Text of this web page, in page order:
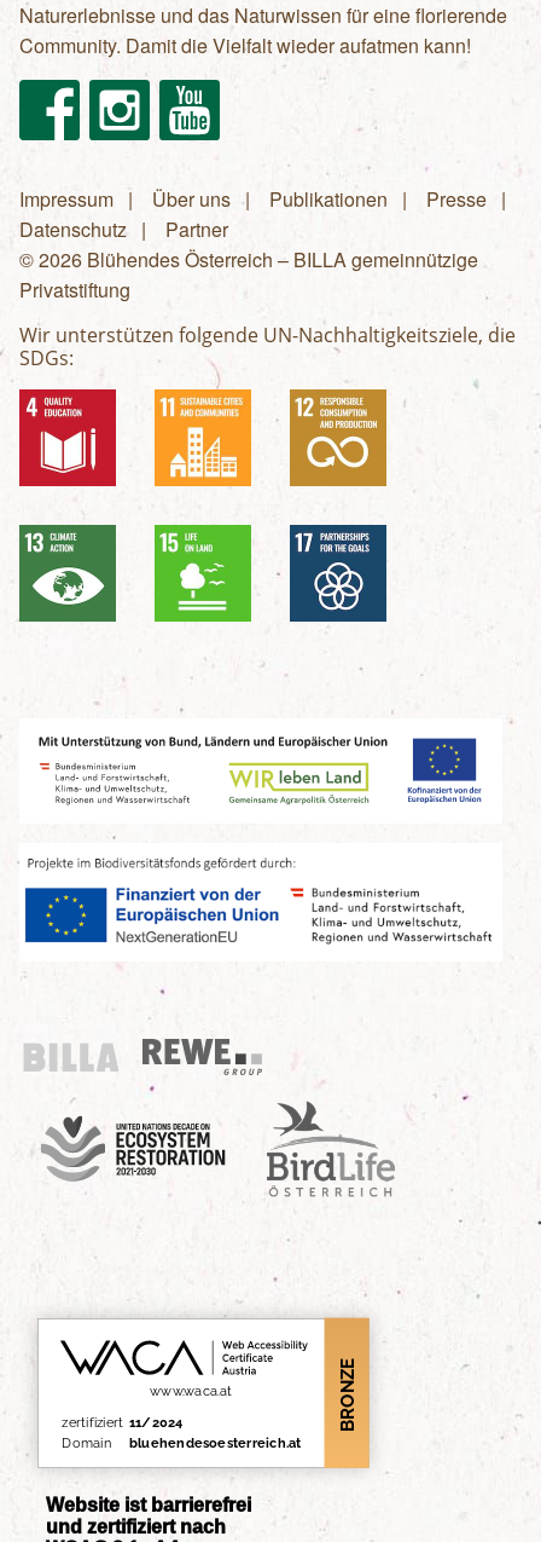
Naturerlebnisse und das Naturwissen für eine florierende
Community. Damit die Vielfalt wieder aufatmen kann!
FacebookInstagram Youtube
Fußzeilenmenü
Impressum Über uns Publikationen
Presse
Datenschutz
Partner
© 2026 Blühendes Österreich – BILLA gemeinnützige
Privatstiftung
Wir unterstützen folgende UN-Nachhaltigkeitsziele, die
SDGs:
Billa
REWE Group
UN Decade
Birdlife